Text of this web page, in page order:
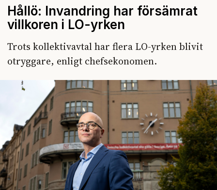
Hållö: Invandring har försämrat
villkoren i LO-yrken
Trots kollektivavtal har flera LO-yrken blivit
otryggare, enligt chefsekonomen.